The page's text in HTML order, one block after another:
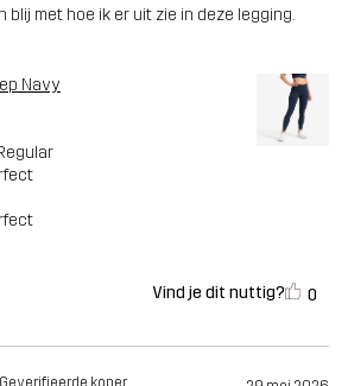
blij met hoe ik er uit zie in deze legging.
Navy
Vind je dit nuttig? 0
koper